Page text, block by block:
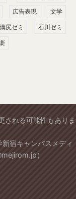
広告表現 文学
溝尻ゼミ 石川ゼミ
される可能性もありま
宿キャンパスメディ
）